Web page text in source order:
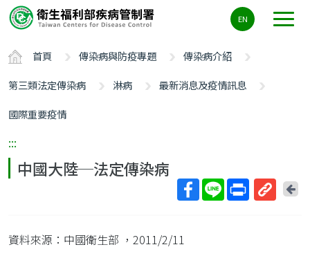
要
容
ALT+C
EN
首頁 傳染病與防疫專題
傳染病介紹
第三類法定傳染病
淋病
最新消息及疫情訊息
國際重要疫情
:::
中國大陸─法定傳染病
回
資料來源：中國衛生部 ，2011/2/11